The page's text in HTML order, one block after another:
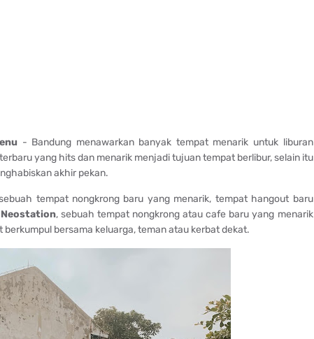
- Bandung menawarkan banyak tempat menarik untuk liburan
yang hits dan menarik menjadi tujuan tempat berlibur, selain itu
akhir pekan.
tempat nongkrong baru yang menarik, tempat hangout baru
Neostation, sebuah tempat nongkrong atau cafe baru yang menarik
bersama keluarga, teman atau kerbat dekat.